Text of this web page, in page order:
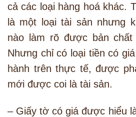
cả các loại hàng hoá khác.
là một loại tài sản nhưng
nào làm rõ được bản
Nhưng chỉ có loại tiền có
hành trên thực tế, được
mới được coi là tài sản.
– Giấy tờ có giá được hiểu